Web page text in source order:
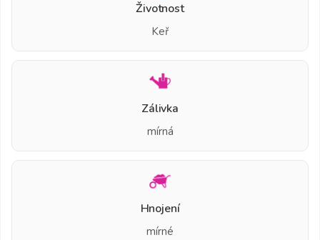
Životnost
Keř
Zálivka
mírná
Hnojení
mírné